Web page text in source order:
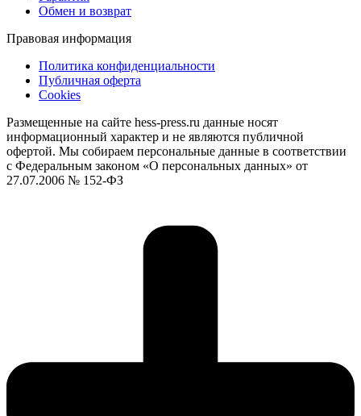
Обмен и возврат
Правовая информация
Политика конфиденциальности
Публичная оферта
Cookies
Размещенные на сайте hess-press.ru данные носят
информационный характер и не являются публичной
офертой. Мы собираем персональные данные в соответствии
с Федеральным законом «О персональных данных» от
27.07.2006 № 152-ФЗ